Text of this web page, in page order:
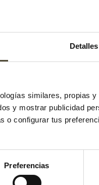
Detalles
similares, propias
y mostrar publicidad
o configurar tus
Preferencias